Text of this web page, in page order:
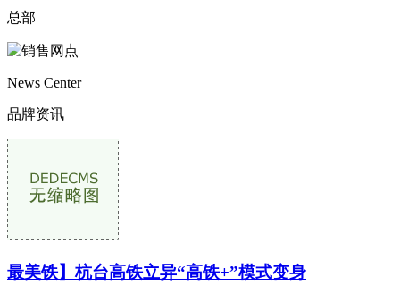
总部
News Center
品牌资讯
最美铁】杭台高铁立异“高铁+”模式变身